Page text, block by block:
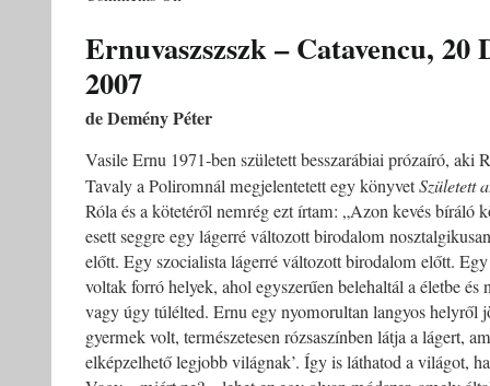
http://mihaip.uv.ro
Ernuvaszszszk – Catavencu, 20
2007
de Demény Péter
Vasile Ernu 1971-ben született besszarábiai prózaíró, aki
Tavaly a Poliromnál megjelentetett egy könyvetSzületett
Róla és a kötetéről nemrég ezt írtam: „Azon kevés bíráló
esett seggre egy lágerré változott birodalom
előtt. Egy szocialista lágerré változott birodalom előtt.
voltak forró helyek, ahol egyszerűen belehaltál a életbe és
vagy úgy túlélted. Ernu egy nyomorultan langyos helyről
gyermek volt, természetesen rózsaszínben látja a lágert,
elképzelhető legjobb világnak’. Így is láthatod a világot,